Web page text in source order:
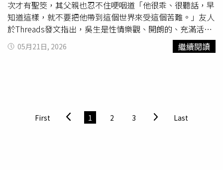
錢」、「碩士口試除了礦泉水能從系辦拿，其他茶點全部都
要自費準備」。還有人透露，口試結束後還得請教授吃桌
菜，「一桌就花了快1萬元，到現在都忘不了」，也有人提
到，曾遇過教授直接指定禮盒品牌，甚至連當天要準備什麼
點心、飲料都會特別交代，「雖然很傻眼，但大家還是照
錢，買礦泉水就好」。另外，也有不少人認為，準備簡單茶
點其實只是基本待客之道，不一定要和送禮文化劃上等號，
次才有聖筊，其父親也忍不住哽咽道「他很乖、很聽話，早
知道這樣，就不要把他帶到這個世界來受這個苦難。」友人
於Threads發文指出，吳生是性情樂觀、開朗的、充滿活力
的人，但吳生經常每天早上9點進道實驗室後，就要一路待
到晚上9點，連週末也要去實驗室打卡，教授還會無緣無故
高難度並聯項目，仍遭認為沒貢獻、未達要求、進度落後，
甚至他在清明連假努力熬夜20小時，最終還是被踢出計畫。
05月21日, 2026 繼續閱讀
First 1 2 3 Last